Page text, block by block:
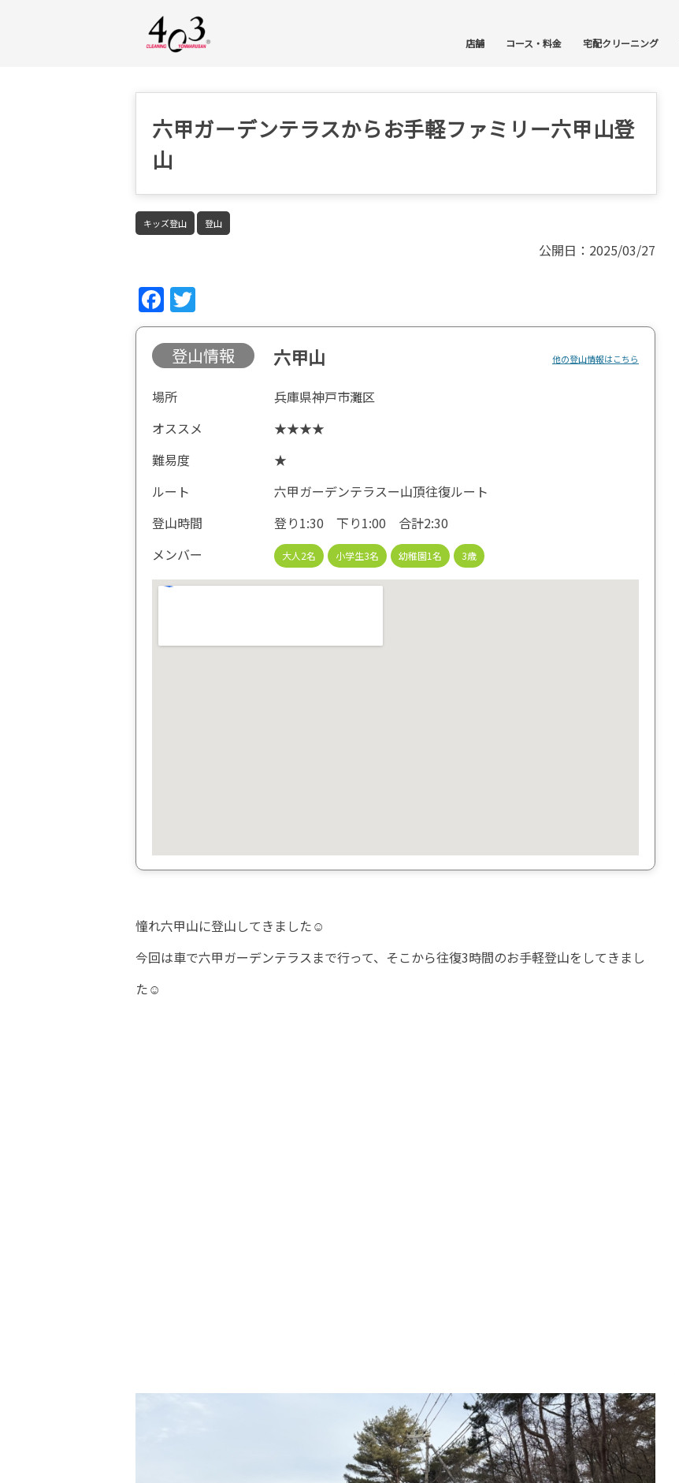
店舗 コース・料金 宅配クリーニング
六甲ガーデンテラスからお手軽ファミリー六甲山登
山
キッズ登山 登山
公開日：2025/03/27
Fac
ebo
ok
tter
登山情報 六甲山 他の登山情報はこちら
場所
兵庫県神戸市灘区
オススメ
★★★★
難易度
★
ルート
六甲ガーデンテラスー山頂往復ルート
登山時間
登り1:30 下り1:00 合計2:30
メンバー
大人2名 小学生3名 幼稚園1名 3歳
憧れ六甲山に登山してきました☺
今回は車で六甲ガーデンテラスまで行って、そこから往復3時間のお手軽登山をしてきまし
た☺